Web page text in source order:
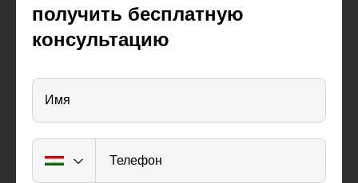
получить бесплатную
консультацию
Имя
Телефон